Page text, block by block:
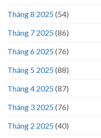
Tháng 8 2025(54)
Tháng 7 2025(86)
Tháng 6 2025(76)
Tháng 5 2025(88)
Tháng 4 2025(87)
Tháng 3 2025(76)
Tháng 2 2025(40)